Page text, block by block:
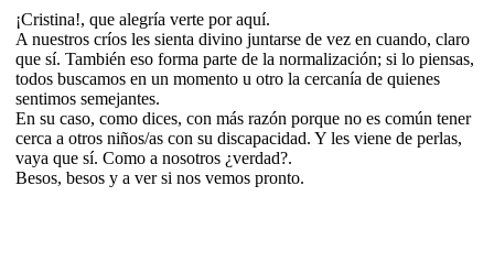
¡Cristina!, que alegría verte por aquí.
A nuestros críos les sienta divino juntarse de vez en cuando, claro
que sí. También eso forma parte de la normalización; si lo piensas,
todos buscamos en un momento u otro la cercanía de quienes
sentimos semejantes.
En su caso, como dices, con más razón porque no es común tener
cerca a otros niños/as con su discapacidad. Y les viene de perlas,
vaya que sí. Como a nosotros ¿verdad?.
Besos, besos y a ver si nos vemos pronto.